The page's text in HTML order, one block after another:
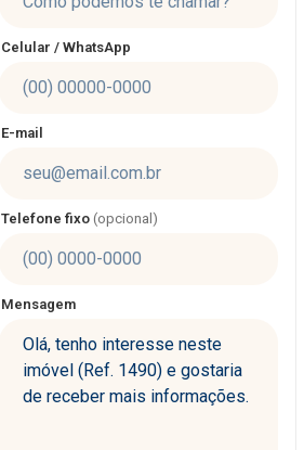
Celular / WhatsApp
E-mail
Telefone fixo (opcional)
Mensagem